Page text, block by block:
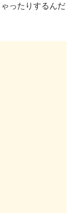
ったりするんだ